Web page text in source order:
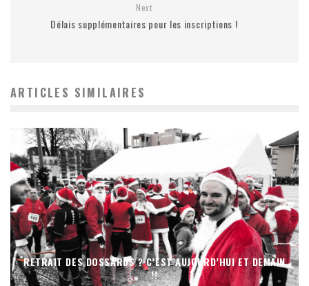
Next
Délais supplémentaires pour les inscriptions !
ARTICLES SIMILAIRES
RETRAIT DES DOSSARDS ? C’EST AUJOURD’HUI ET DEMAIN
!!